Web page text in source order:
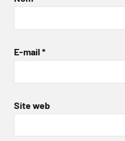
E-mail *
Site web